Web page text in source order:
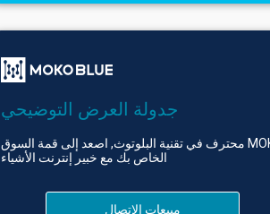
جدولة العرض التوضيحي
MOKO محترف في تقنية البلوتوث, اصعد إلى قمة السوق
الخاص بك مع خبير إنترنت الأشياء
مبيعات الاتصال